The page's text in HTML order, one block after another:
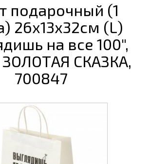
подарочный (1
26х13х32см (L)
на все 100",
ЗОЛОТАЯ СКАЗКА,
700847